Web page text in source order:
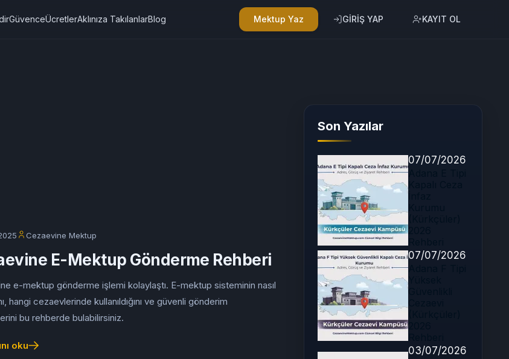
GüvenceÜcretlerAklınıza TakılanlarBlog Mektup Yaz GİRİŞ YAP KAYIT OL
Cezaevine Mektup
E-Mektup Gönderme Rehberi
e-mektup gönderme işlemi kolaylaştı. E-mektup sisteminin nasıl
hangi cezaevlerinde kullanıldığını ve güvenli gönderim
bu rehberde bulabilirsiniz.
oku
Son Yazılar
07/07/2026
07/07/2026
03/07/2026